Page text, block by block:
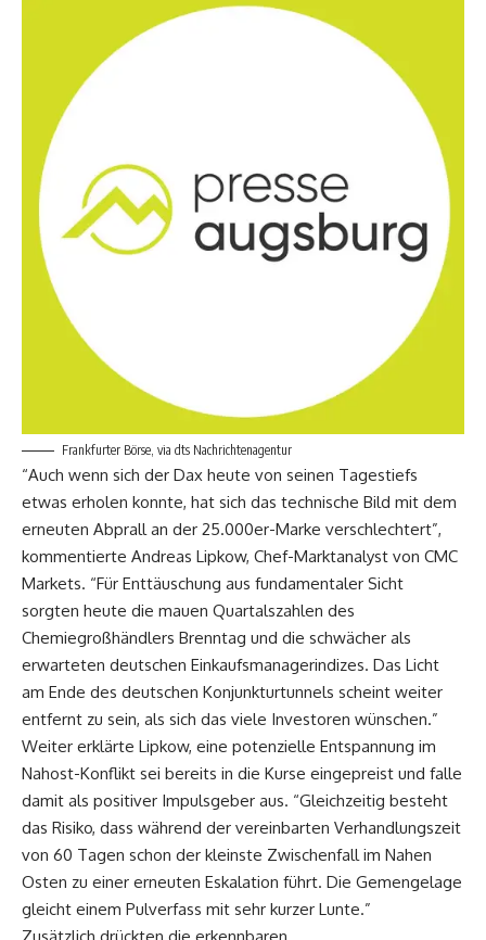
Frankfurter Börse, via dts Nachrichtenagentur
“Auch wenn sich der Dax heute von seinen Tagestiefs
etwas erholen konnte, hat sich das technische Bild mit dem
erneuten Abprall an der 25.000er-Marke verschlechtert”,
kommentierte Andreas Lipkow, Chef-Marktanalyst von CMC
Markets. “Für Enttäuschung aus fundamentaler Sicht
sorgten heute die mauen Quartalszahlen des
Chemiegroßhändlers Brenntag und die schwächer als
erwarteten deutschen Einkaufsmanagerindizes. Das Licht
am Ende des deutschen Konjunkturtunnels scheint weiter
entfernt zu sein, als sich das viele Investoren wünschen.”
Weiter erklärte Lipkow, eine potenzielle Entspannung im
Nahost-Konflikt sei bereits in die Kurse eingepreist und falle
damit als positiver Impulsgeber aus. “Gleichzeitig besteht
das Risiko, dass während der vereinbarten Verhandlungszeit
von 60 Tagen schon der kleinste Zwischenfall im Nahen
Osten zu einer erneuten Eskalation führt. Die Gemengelage
gleicht einem Pulverfass mit sehr kurzer Lunte.”
Zusätzlich drückten die erkennbaren